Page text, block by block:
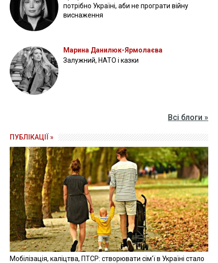
потрібно Україні, аби не програти війну
виснаження
Марина Данилюк-Ярмолаєва
Залужний, НАТО і казки
Всі блоги »
ПУБЛІКАЦІЇ »
Мобілізація, каліцтва, ПТСР: створювати сім'ї в Україні стало